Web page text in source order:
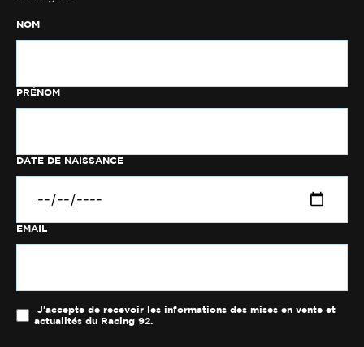
NOM
PRÉNOM
DATE DE NAISSANCE
EMAIL
J'accepte de recevoir les informations des mises en vente et
actualités du Racing 92.